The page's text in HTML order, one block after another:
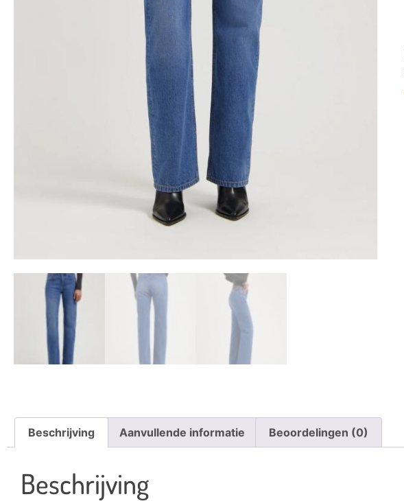
Beschrijving Aanvullende informatie Beoordelingen (0)
Beschrijving